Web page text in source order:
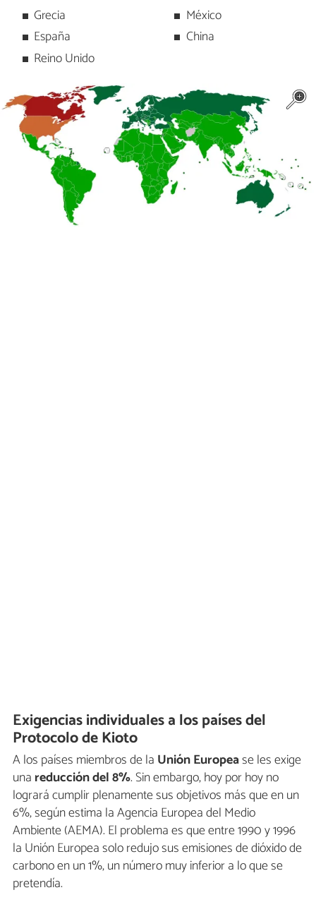
Grecia
España
Reino Unido
México
China
Exigencias individuales a los países del
Protocolo de Kioto
A los países miembros de la Unión Europease les exige
una reducción del 8%. Sin embargo, hoy por hoy no
logrará cumplir plenamente sus objetivos más que en un
6%, según estima la Agencia Europea del Medio
Ambiente (AEMA). El problema es que entre 1990 y 1996
la Unión Europea solo redujo sus emisiones de dióxido de
carbono en un 1%, un número muy inferior a lo que se
pretendía.